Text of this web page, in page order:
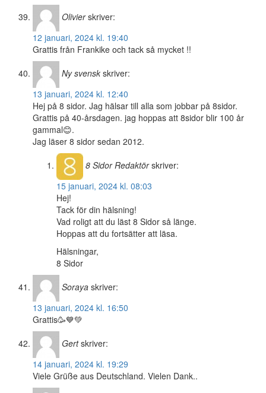
Olivier skriver:
12 januari, 2024 kl. 19:40
Grattis från Frankike och tack så mycket !!
Ny svensk skriver:
13 januari, 2024 kl. 12:40
Hej på 8 sidor. Jag hälsar till alla som jobbar på 8sidor.
Grattis på 40-årsdagen. jag hoppas att 8sidor blir 100 år
gammal😊.
Jag läser 8 sidor sedan 2012.
8 SidorRedaktör skriver:
15 januari, 2024 kl. 08:03
Hej!
Tack för din hälsning!
Vad roligt att du läst 8 Sidor så länge.
Hoppas att du fortsätter att läsa.
Hälsningar,
8 Sidor
Soraya skriver:
13 januari, 2024 kl. 16:50
Grattis🥳💙💚
Gert skriver:
14 januari, 2024 kl. 19:29
Viele Grüße aus Deutschland. Vielen Dank..